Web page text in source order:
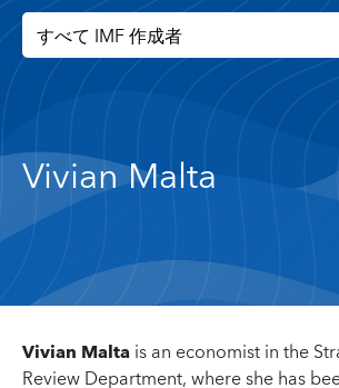
すべて IMF 作成者
Vivian Malta
Vivian Maltais an economist in the
Review Department, where she has